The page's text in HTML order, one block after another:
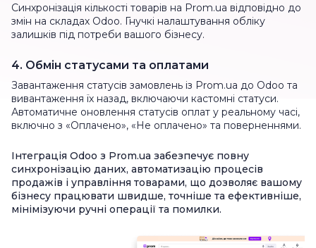
Синхронізація кількості товарів на Prom.ua відповідно до
змін на складах Odoo. Гнучкі налаштування обліку
залишків під потреби вашого бізнесу.
4. Обмін статусами та оплатами
Завантаження статусів замовлень із Prom.ua до Odoo та
вивантаження їх назад, включаючи кастомні статуси.
Автоматичне оновлення статусів оплат у реальному часі,
включно з «Оплачено», «Не оплачено» та поверненнями.
Інтеграція Odoo з Prom.ua забезпечує повну
синхронізацію даних, автоматизацію процесів
продажів і управління товарами, що дозволяє вашому
бізнесу працювати швидше, точніше та ефективніше,
мінімізуючи ручні операції та помилки.